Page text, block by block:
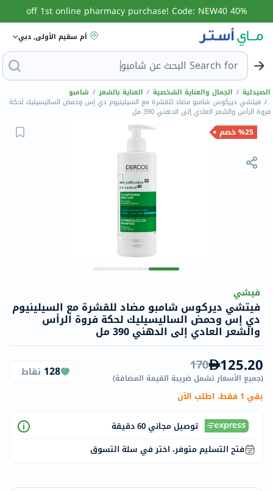
40% off 1st online pharmacy purchase! Code: NEW40
أم سقيم الأولى, دبي
Search for البحث عن
الصيدلية / الجمال والعناية الشخصية / العناية بالشعر / شامبو
/ فيتشي ديركوس شامبو مضاد للقشرة مع السيلينيوم دي إس وحمض الساليسيليك لحكة
فروة الرأس والشعر العادي إلى الدهني 390 مل
%25 خصم
فيشي
فيتشي ديركوس شامبو مضاد للقشرة مع السيلينيوم
دي إس وحمض الساليسيليك لحكة فروة الرأس
والشعر العادي إلى الدهني 390 مل
125.20
170
(جميع الأسعار تشمل ضريبة القيمة المضافة)
128 نقاط
بقي 1 فقط، اطلب الآن
توصيل مجاني 60 دقيقة
فتح التسليم متوفر، اختر في سلة التسوق